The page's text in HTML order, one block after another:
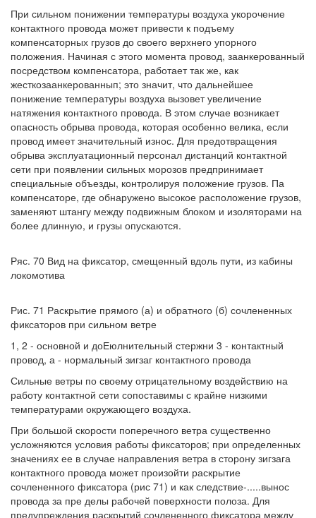
При сильном понижении температуры воздуха укорочение
контактного провода может привести к подъему
компенсаторных грузов до своего верхнего упорного
положения. Начиная с этого момента провод, заанкерованный
посредством компенсатора, работает так же, как
жесткозаанкерованнып; это значит, что дальнейшее
понижение температуры воздуха вызовет увеличение
натяжения контактного провода. В этом случае возникает
опасность обрыва провода, которая особенно велика, если
провод имеет значительный износ. Для предотвращения
обрыва эксплуатационный персонал дистанций контактной
сети при появлении сильных морозов предпринимает
специальные объезды, контролируя положение грузов. Па
компенсаторе, где обнаружено высокое расположение грузов,
заменяют штангу между подвижным блоком и изоляторами на
более длинную, и грузы опускаются.
Ряс. 70 Вид на фиксатор, смещенный вдоль пути, из кабины
локомотива
Рис. 71 Раскрытие прямого (а) и обратного (б) сочлененных
фиксаторов при сильном ветре
1, 2 - основной и доЕюлнительный стержни 3 - контактный
провод, а - нормальный зигзаг контактного провода
Сильные ветры по своему отрицательному воздействию на
работу контактной сети сопоставимы с крайне низкими
температурами окружающего воздуха.
При большой скорости поперечного ветра существенно
усложняются условия работы фиксаторов; при определенных
значениях ее в случае направления ветра в сторону зигзага
контактного провода может произойти раскрытие
сочлененного фиксатора (рис 71) и как следствие-.....вынос
провода за пре делы рабочей поверхности полоза. Для
предупреждения раскрытий сочлененного фиксатора между